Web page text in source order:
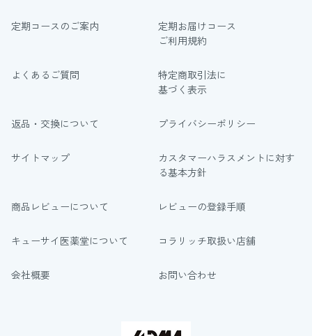
定期コースのご案内
定期お届けコース
ご利用規約
よくあるご質問
特定商取引法に
基づく表示
返品・交換について プライバシーポリシー
サイトマップ
カスタマーハラスメントに対す
る基本方針
商品レビューについて レビューの登録手順
キューサイ医薬堂について コラリッチ取扱い店舗
会社概要 お問い合わせ